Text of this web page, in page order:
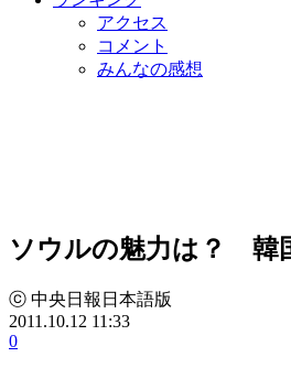
アクセス
コメント
みんなの感想
ソウルの魅力は？ 韓
ⓒ 中央日報日本語版
2011.10.12 11:33
0